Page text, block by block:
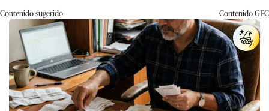
Contenido sugerido ContenidoGEC